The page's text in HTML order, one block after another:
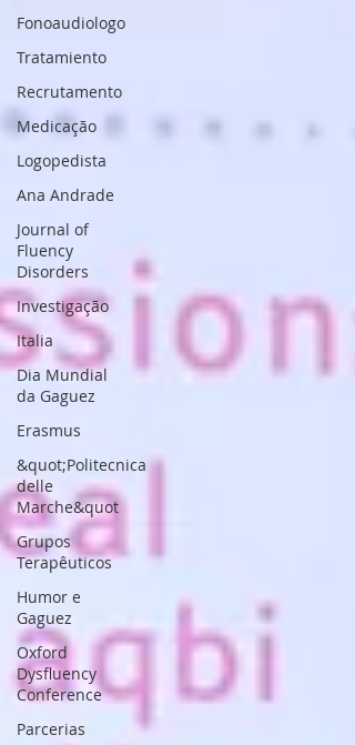
Fonoaudiologo
Tratamiento
Recrutamento
Medicação
Logopedista
Ana Andrade
Journal of
Fluency
Disorders
Investigação
Italia
Dia Mundial
da Gaguez
Erasmus
&quot;Politecnica
delle
Marche&quot
Grupos
Terapêuticos
Humor e
Gaguez
Oxford
Dysfluency
Conference
Parcerias